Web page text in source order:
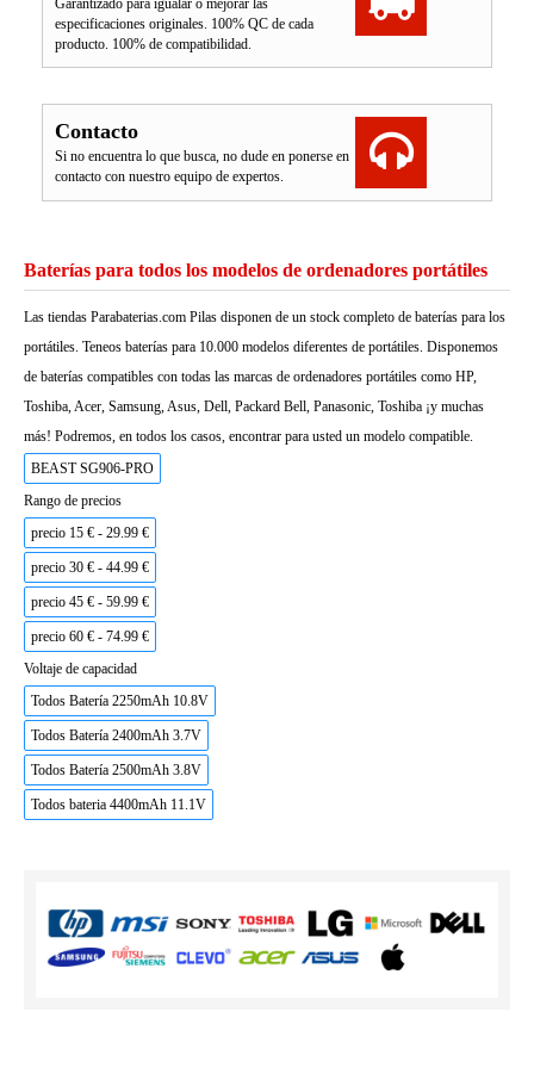
Garantizado para igualar o mejorar las
especificaciones originales. 100% QC de cada
producto. 100% de compatibilidad.
Contacto
Si no encuentra lo que busca, no dude en ponerse en
contacto con nuestro equipo de expertos.
Baterías para todos los modelos de ordenadores portátiles
Las tiendas Parabaterias.com Pilas disponen de un stock completo de baterías para los
portátiles. Teneos baterías para 10.000 modelos diferentes de portátiles. Disponemos
de baterías compatibles con todas las marcas de ordenadores portátiles como HP,
Toshiba, Acer, Samsung, Asus, Dell, Packard Bell, Panasonic, Toshiba ¡y muchas
más! Podremos, en todos los casos, encontrar para usted un modelo compatible.
BEAST SG906-PRO
Rango de precios
precio 15 € - 29.99 €
precio 30 € - 44.99 €
precio 45 € - 59.99 €
precio 60 € - 74.99 €
Voltaje de capacidad
Todos Batería 2250mAh 10.8V
Todos Batería 2400mAh 3.7V
Todos Batería 2500mAh 3.8V
Todos bateria 4400mAh 11.1V